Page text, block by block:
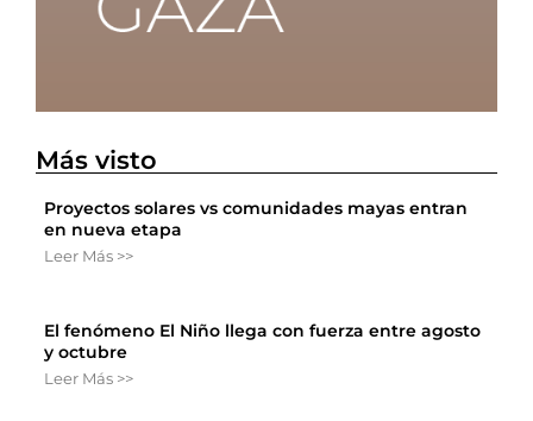
Más visto
Proyectos solares vs comunidades mayas entran
en nueva etapa
Leer Más >>
El fenómeno El Niño llega con fuerza entre agosto
y octubre
Leer Más >>